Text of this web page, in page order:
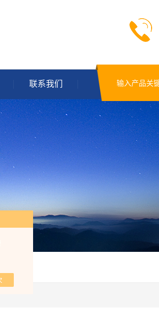
联系我们
200B06